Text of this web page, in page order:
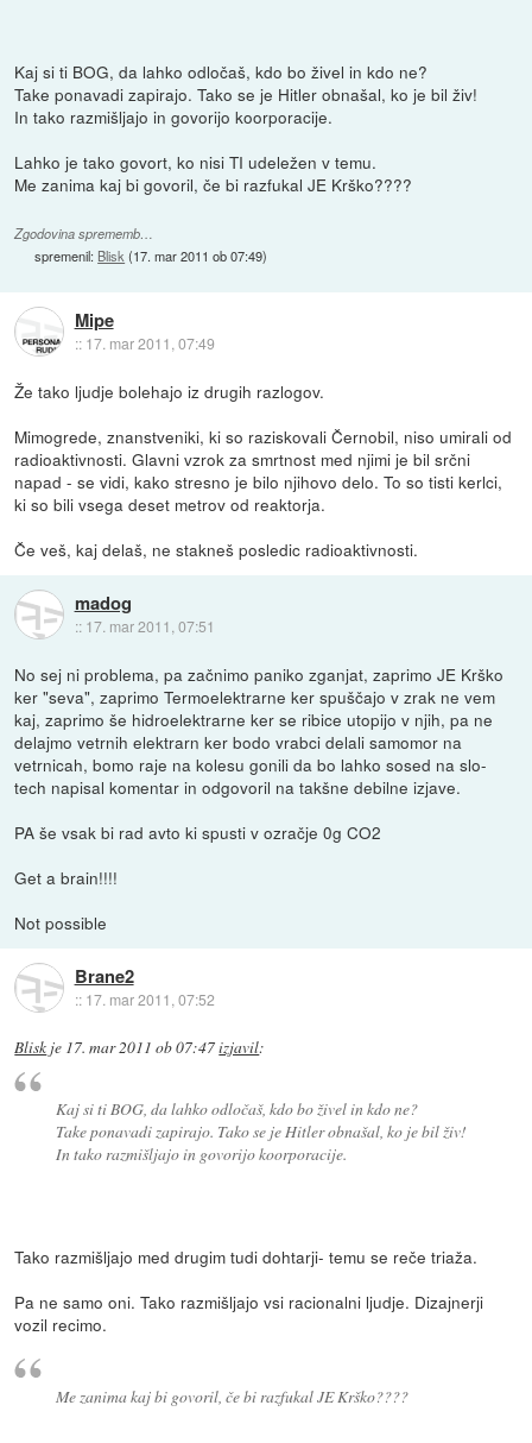
Kaj si ti BOG, da lahko odločaš, kdo bo živel in kdo ne?
Take ponavadi zapirajo. Tako se je Hitler obnašal, ko je bil živ!
In tako razmišljajo in govorijo koorporacije.
Lahko je tako govort, ko nisi TI udeležen v temu.
Me zanima kaj bi govoril, če bi razfukal JE Krško????
Zgodovina sprememb…
spremenil: Blisk (17. mar 2011 ob 07:49)
Mipe
:: 17. mar 2011, 07:49
Že tako ljudje bolehajo iz drugih razlogov.
Mimogrede, znanstveniki, ki so raziskovali Černobil, niso umirali od
radioaktivnosti. Glavni vzrok za smrtnost med njimi je bil srčni
napad - se vidi, kako stresno je bilo njihovo delo. To so tisti kerlci,
ki so bili vsega deset metrov od reaktorja.
Če veš, kaj delaš, ne stakneš posledic radioaktivnosti.
madog
:: 17. mar 2011, 07:51
No sej ni problema, pa začnimo paniko zganjat, zaprimo JE Krško
ker "seva", zaprimo Termoelektrarne ker spuščajo v zrak ne vem
kaj, zaprimo še hidroelektrarne ker se ribice utopijo v njih, pa ne
delajmo vetrnih elektrarn ker bodo vrabci delali samomor na
vetrnicah, bomo raje na kolesu gonili da bo lahko sosed na slo-
tech napisal komentar in odgovoril na takšne debilne izjave.
PA še vsak bi rad avto ki spusti v ozračje 0g CO2
Get a brain!!!!
Not possible
Brane2
:: 17. mar 2011, 07:52
Blisk je 17. mar 2011 ob 07:47izjavil:
Kaj si ti BOG, da lahko odločaš, kdo bo živel in kdo ne?
Take ponavadi zapirajo. Tako se je Hitler obnašal, ko je bil živ!
In tako razmišljajo in govorijo koorporacije.
Tako razmišljajo med drugim tudi dohtarji- temu se reče triaža.
Pa ne samo oni. Tako razmišljajo vsi racionalni ljudje. Dizajnerji
vozil recimo.
Me zanima kaj bi govoril, če bi razfukal JE Krško????